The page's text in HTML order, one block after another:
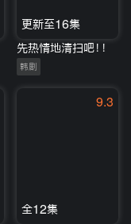
更新至16集
先热情地清扫吧！！
韩剧
9.3
全12集